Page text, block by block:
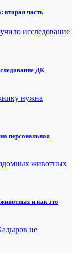
вторая часть
ДК
персональная
и как это